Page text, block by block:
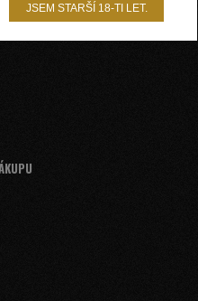
JSEM STARŠÍ 18-TI LET.